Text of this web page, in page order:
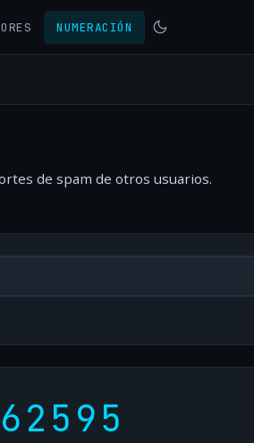
NUMERACIÓN
de spam de otros usuarios.